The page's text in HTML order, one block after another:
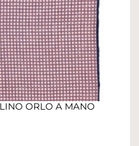
ORLO A MANO